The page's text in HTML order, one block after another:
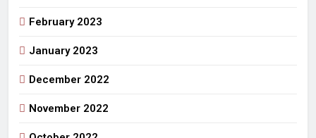
February 2023
January 2023
December 2022
November 2022